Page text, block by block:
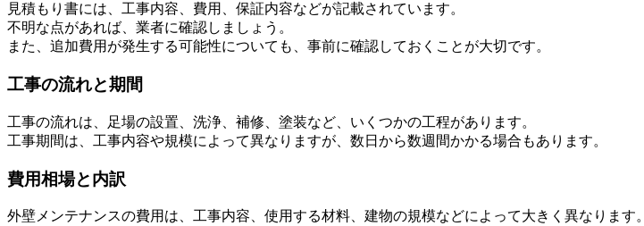
見積もり書には、工事内容、費用、保証内容などが記載されています。
不明な点があれば、業者に確認しましょう。
また、追加費用が発生する可能性についても、事前に確認しておくことが大切です。
工事の流れと期間
工事の流れは、足場の設置、洗浄、補修、塗装など、いくつかの工程があります。
工事期間は、工事内容や規模によって異なりますが、数日から数週間かかる場合もあります。
費用相場と内訳
外壁メンテナンスの費用は、工事内容、使用する材料、建物の規模などによって大きく異なります。